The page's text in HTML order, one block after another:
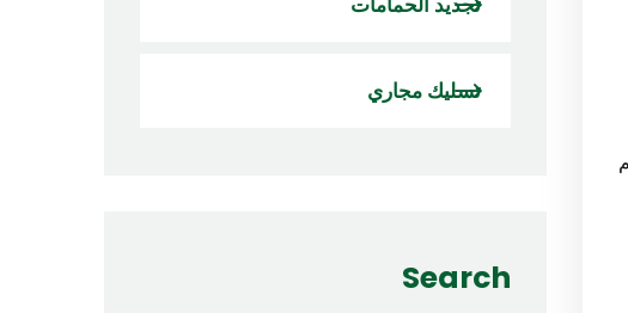
تصاميم
تسليك مجاري
Search